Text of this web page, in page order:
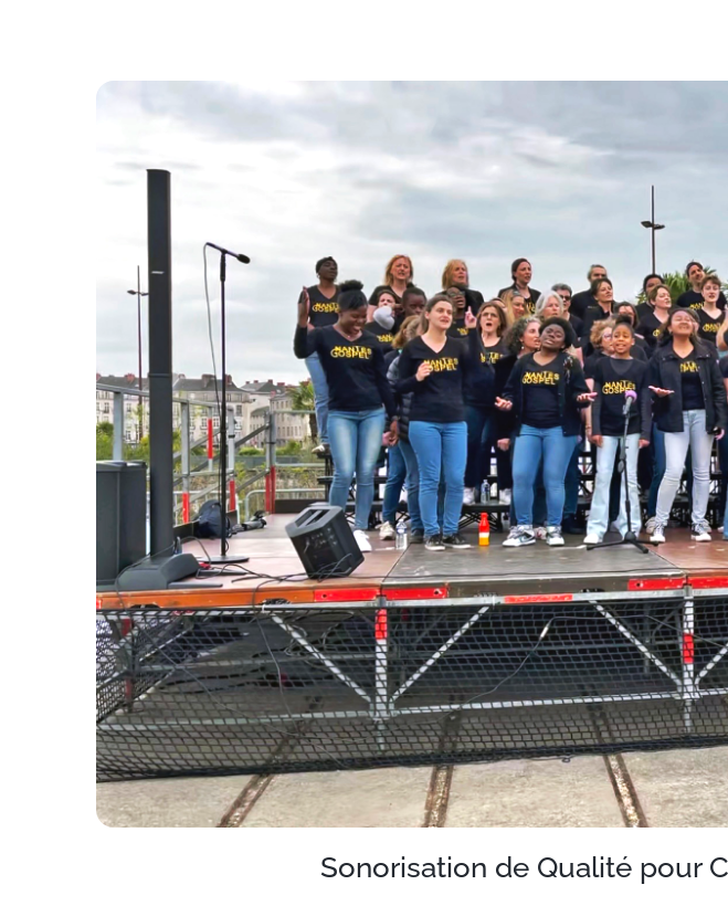
Sonorisation de Qualité pour